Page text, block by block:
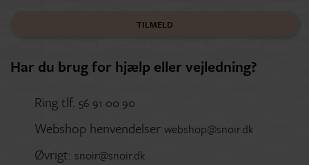
TILMELD
Har du brug for hjælp eller vejledning?
Ring tlf. 56 91 00 90
Webshop henvendelser webshop@snoir.dk
Øvrigt: snoir@snoir.dk